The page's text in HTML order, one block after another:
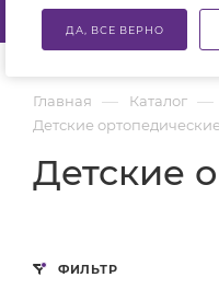
ДА, ВСЕ ВЕРНО
КАТАЛОГ
Главная — Каталог —
Детские
Детские
ФИЛЬТР